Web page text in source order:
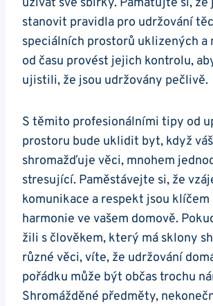
užívat své sbírky. Pamatujte si,
stanovit pravidla pro udržování
speciálních prostorů uklizených a
od času provést jejich kontrolu,
ujistili, že jsou udržovány pečlivě.
S těmito profesionálními tipy od
prostoru bude uklidit byt, když
shromažďuje věci, mnohem
stresující. Paměstávejte si, že
komunikace a respekt jsou
harmonie ve vašem domově.
žili s člověkem, který má sklony
různé věci, víte, že udržování
pořádku může být občas trochu
Shromážděné předměty,